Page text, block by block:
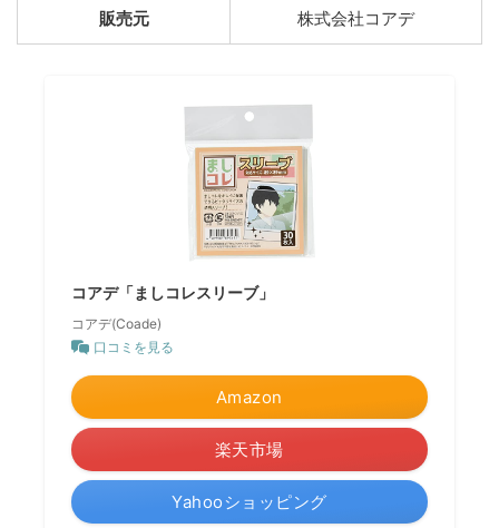
販売元 株式会社コアデ
コアデ「ましコレスリーブ」
コアデ(Coade)
口コミを見る
Amazon
楽天市場
Yahooショッピング